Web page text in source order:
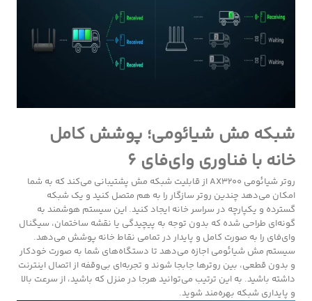
شبکه مش شیائومی؛ پوشش کامل
خانه با فناوری وای‌فای 6
روتر شیائومی AX3200 از قابلیت شبکه مش پشتیبانی می‌کند که به شما
امکان می‌دهد چندین روتر سازگار را به هم متصل کنید و یک شبکه
گسترده و یکپارچه در سراسر خانه ایجاد کنید. این سیستم هوشمند به
گونه‌ای طراحی شده که بدون توجه به پیچیدگی یا نقشه ساختمان، سیگنال
وای‌فای را به صورت کامل و پایدار در تمامی نقاط خانه پوشش می‌دهد.
سیستم مش شیائومی اجازه می‌دهد تا دستگاه‌های شما به صورت خودکار
و بدون قطعی، بین روترها جابجا شوند و تجربه‌ای بی‌وقفه از اتصال اینترنت
داشته باشید. به این ترتیب می‌توانید هرجا در منزل که باشید، از سرعت بالا
و پایداری شبکه بهره‌مند شوید.